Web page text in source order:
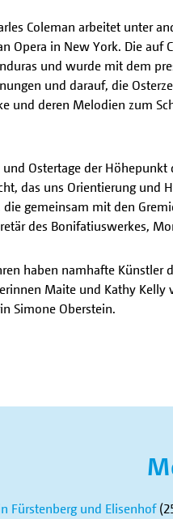
Coleman arbeitet unter
Opera in New York. Die auf
und wurde mit dem
und darauf, die
und deren Melodien zum
Ostertage der Höhepunkt
das uns Orientierung
gemeinsam mit den
des Bonifatiuswerkes,
haben namhafte Künstler
Maite und Kathy
Simone Oberstein.
Fürstenberg und Elisenhof